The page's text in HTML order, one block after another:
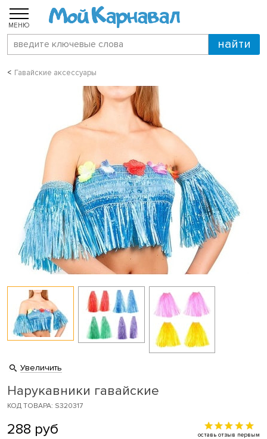
МЕНЮ
Гавайские аксессуары
Увеличить
Нарукавники гавайские
КОД ТОВАРА: S320317
288 руб оставь отзыв первым